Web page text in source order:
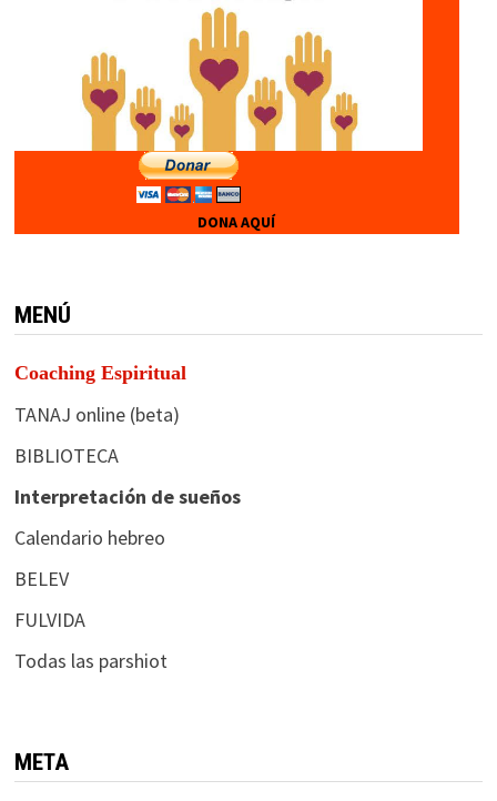
DONA AQUÍ
MENÚ
Coaching Espiritual
TANAJ online (beta)
BIBLIOTECA
Interpretación de sueños
Calendario hebreo
BELEV
FULVIDA
Todas las parshiot
META